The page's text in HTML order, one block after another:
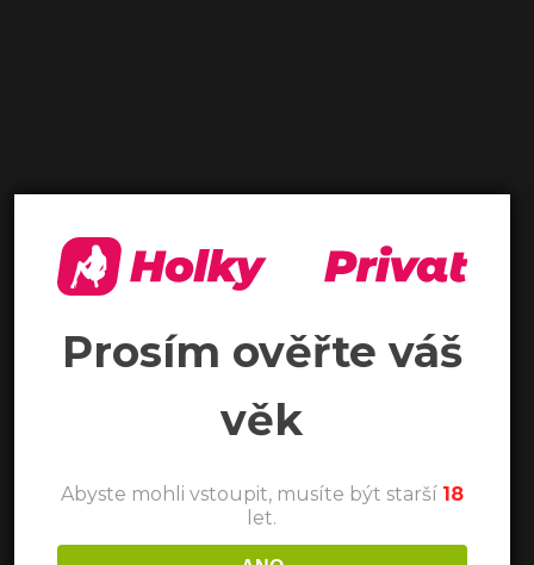
Prosím ověřte váš
věk
Abyste mohli vstoupit, musíte být starší 18
let.